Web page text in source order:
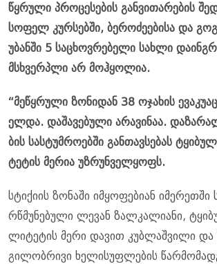
წყრუ­ლი პრო­ცე­სე­ბის გან­ვი­თა­რე­ბის
სო­ფელ კურ­სებ­ში, ბე­რო­ძე­ე­ბი­სა და
უბან­ში 5 სა­ცხოვ­რე­ბე­ლი სახ­ლი
მსხვერ­პლი არ მოჰ­ყო­ლია.
“მე­წყრუ­ლი ზო­ნი­დან 38 ოჯა­ხის
ელ­და. და­შა­ვე­ბუ­ლი არა­ვი­ნაა.
ბის სას­ტუმ­რო­ებ­ში გან­თავ­სე­ბას
ტე­ტის მე­რია უზ­რუნ­ველ­ყოფს.
სტი­ქი­ის ზო­ნა­ში იმ­ყო­ფე­ბი­ან
რწმუ­ნე­ბუ­ლი ლე­ვან ზალ­კა­ლი­ა­ნი,
ლი­ტე­ტის მერი და­ვით კუბ­ლაშ­ვი­ლი
გი­ლობ­რი­ვი ხე­ლი­სუფ­ლე­ბის